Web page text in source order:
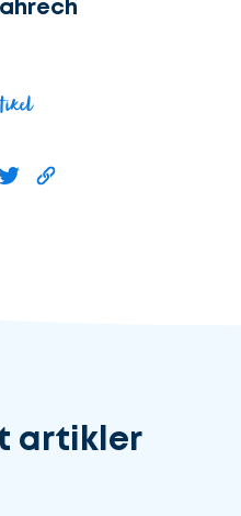
artikler